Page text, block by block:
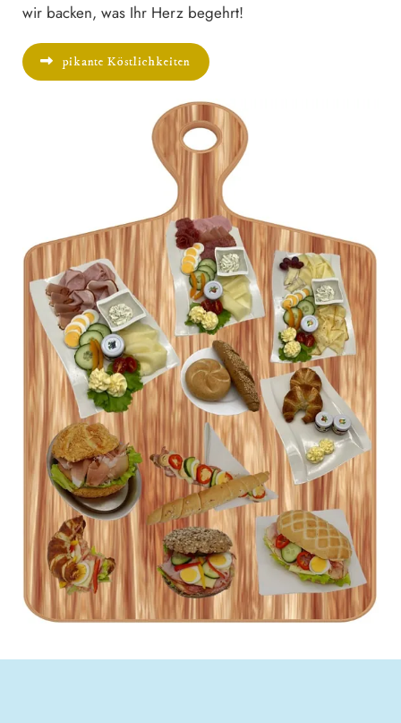
wir backen, was Ihr Herz begehrt!
pikante Köstlichkeiten